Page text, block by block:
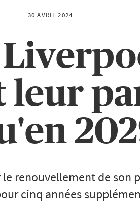
30 AVRIL 2024
leur
le renouvellement de son
cinq années